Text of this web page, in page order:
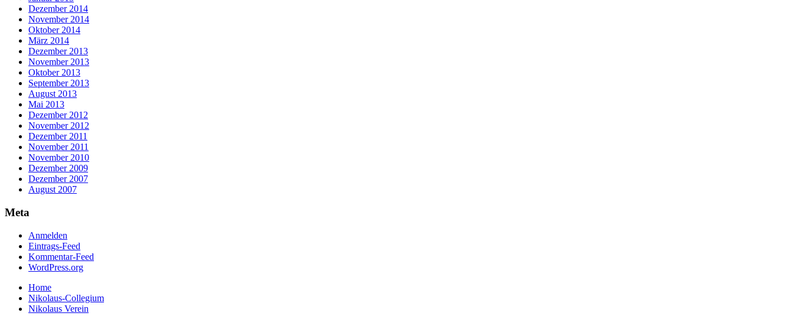
Dezember 2014
November 2014
Oktober 2014
März 2014
Dezember 2013
November 2013
Oktober 2013
September 2013
August 2013
Mai 2013
Dezember 2012
November 2012
Dezember 2011
November 2011
November 2010
Dezember 2009
Dezember 2007
August 2007
Meta
Anmelden
Eintrags-Feed
Kommentar-Feed
WordPress.org
Home
Nikolaus-Collegium
Nikolaus Verein